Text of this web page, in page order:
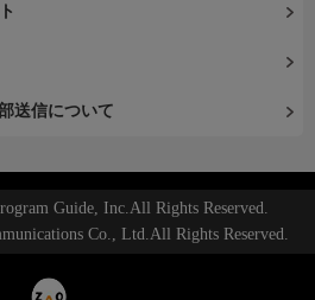
送信について
Guide, Inc.All Rights Reserved.
Co., Ltd.All Rights Reserved.